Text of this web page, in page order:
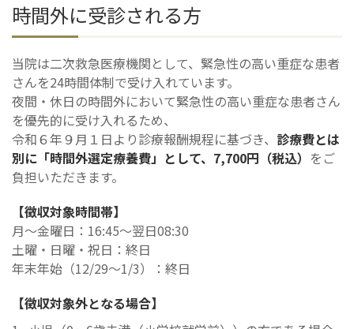
時間外に受診される方
当院は二次救急医療機関として、緊急性の高い重症な患者
さんを24時間体制で受け入れています。
夜間・休日の時間外において緊急性の高い重症な患者さん
を優先的に受け入れるため、
令和６年９月１日より診療報酬規程に基づき、 診療費とは
別に「時間外選定療養費」として、7,700円（税込） をご
負担いただきます。
【徴収対象時間帯】
月～金曜日：16:45～翌日08:30
土曜・日曜・祝日：終日
年末年始（12/29～1/3）：終日
【徴収対象外となる場合】